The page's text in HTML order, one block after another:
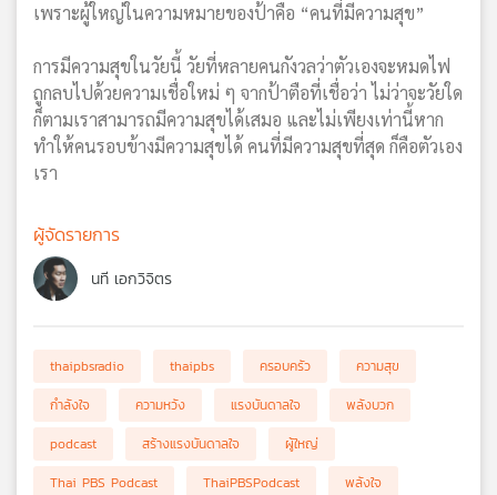
เพราะผู้ใหญ่ในความหมายของป้าคือ “คนที่มีความสุข”
การมีความสุขในวัยนี้ วัยที่หลายคนกังวลว่าตัวเองจะหมดไฟ
ถูกลบไปด้วยความเชื่อใหม่ ๆ จากป้าตือที่เชื่อว่า ไม่ว่าจะวัยใด
ก็ตามเราสามารถมีความสุขได้เสมอ และไม่เพียงเท่านี้หาก
ทำให้คนรอบข้างมีความสุขได้ คนที่มีความสุขที่สุด ก็คือตัวเอง
เรา
ผู้จัดรายการ
นที เอกวิจิตร
thaipbsradio thaipbs ครอบครัว
ความสุข
กำลังใจ
ความหวัง แรงบันดาลใจ
พลังบวก
podcast
สร้างแรงบันดาลใจ
ผู้ใหญ่
Thai PBS Podcast
ThaiPBSPodcast
พลังใจ